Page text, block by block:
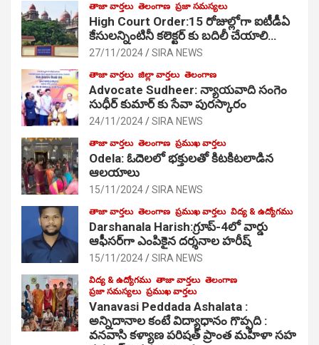
తాజా వార్తలు తెలంగాణ ప్రజా సమస్యలు
High Court Order:15 రోజుల్లోగా ఐటీడీఏ
కేసులన్నింటినీ కలెక్టర్ కు బదిలీ చేయాలి…
27/11/2024 SIRA NEWS
తాజా వార్తలు జిల్లా వార్తలు తెలంగాణ
Advocate Sudheer: న్యాయవాది సంగెం
సుధీర్ కుమార్ కు సేవా పురస్కారం
24/11/2024 SIRA NEWS
తాజా వార్తలు తెలంగాణ ప్రముఖ వార్తలు
Odela: ఓదెల‌లో భక్తులతో కిటకిటలాడిన
ఆల‌యాలు
15/11/2024 SIRA NEWS
తాజా వార్తలు తెలంగాణ ప్రముఖ వార్తలు విద్య & ఉద్యోగము
Darshanala Harish:గ్రూప్-4లో వార్డు
ఆఫీసర్‌గా ఎంపికైన దర్శనాల హరీష్
15/11/2024 SIRA NEWS
విద్య & ఉద్యోగము తాజా వార్తలు తెలంగాణ
ప్రజా సమస్యలు ప్రముఖ వార్తలు
Vanavasi Peddada Ashalata :
అన్నిదానాల కంటే విద్యాధానం గొప్పది :
వనవాసి కళ్యాణ పరిషత్ ప్రాంత మహిళా సహ